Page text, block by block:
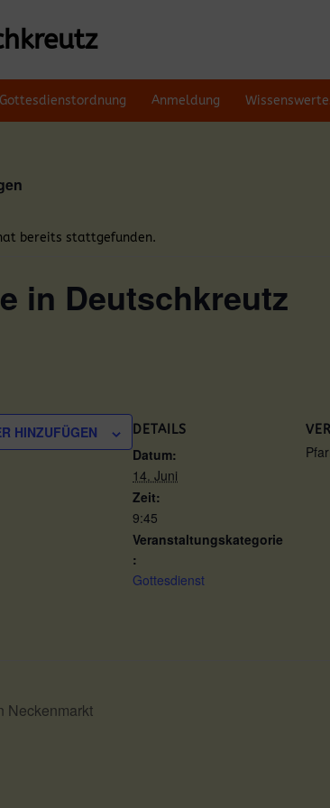
Gottesdienstordnung Anmeldung
bereits stattgefunden.
in Deutschkreutz
HINZUFÜGEN DETAILS
Datum:
14. Juni
Zeit:
9:45
Veranstaltungskategorie
:
Gottesdienst
Neckenmarkt